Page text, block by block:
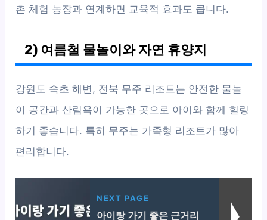
촌 체험 농장과 연계하면 교육적 효과도 큽니다.
2) 여름철 물놀이와 자연 휴양지
강원도 속초 해변, 전북 무주 리조트는 안전한 물놀
이 공간과 산림욕이 가능한 곳으로 아이와 함께 힐링
하기 좋습니다. 특히 무주는 가족형 리조트가 많아
편리합니다.
NEXT PAGE
아이랑 가기 좋은 근거리